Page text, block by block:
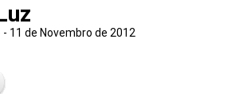
11 de Novembro de 2012